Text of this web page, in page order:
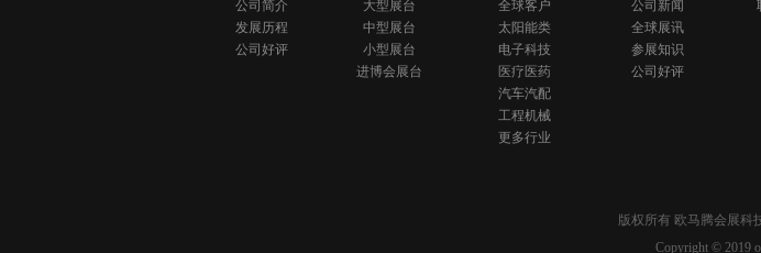
公司简介
发展历程
公司好评
大型展台
中型展台
小型展台
进博会展台
全球客户
太阳能类
电子科技
医疗医药
汽车汽配
工程机械
更多行业
公司新闻
全球展讯
参展知识
公司好评
版权所有 欧马腾会展科
Copyright © 2019